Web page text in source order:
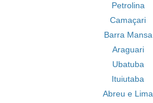
Petrolina
Camaçari
Barra Mansa
Araguari
Ubatuba
Ituiutaba
Abreu e Lima